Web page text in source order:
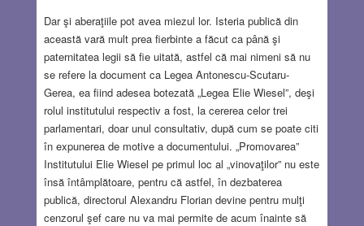
Dar şi aberaţiile pot avea miezul lor. Isteria publică din
această vară mult prea fierbinte a făcut ca până şi
paternitatea legii să fie uitată, astfel că mai nimeni să nu
se refere la document ca Legea Antonescu-Scutaru-
Gerea, ea fiind adesea botezată „Legea Elie Wiesel”, deşi
rolul institutului respectiv a fost, la cererea celor trei
parlamentari, doar unul consultativ, după cum se poate citi
în expunerea de motive a documentului. „Promovarea”
Institutului Elie Wiesel pe primul loc al „vinovaţilor” nu este
însă întâmplătoare, pentru că astfel, în dezbaterea
publică, directorul Alexandru Florian devine pentru mulţi
cenzorul şef care nu va mai permite de acum înainte să